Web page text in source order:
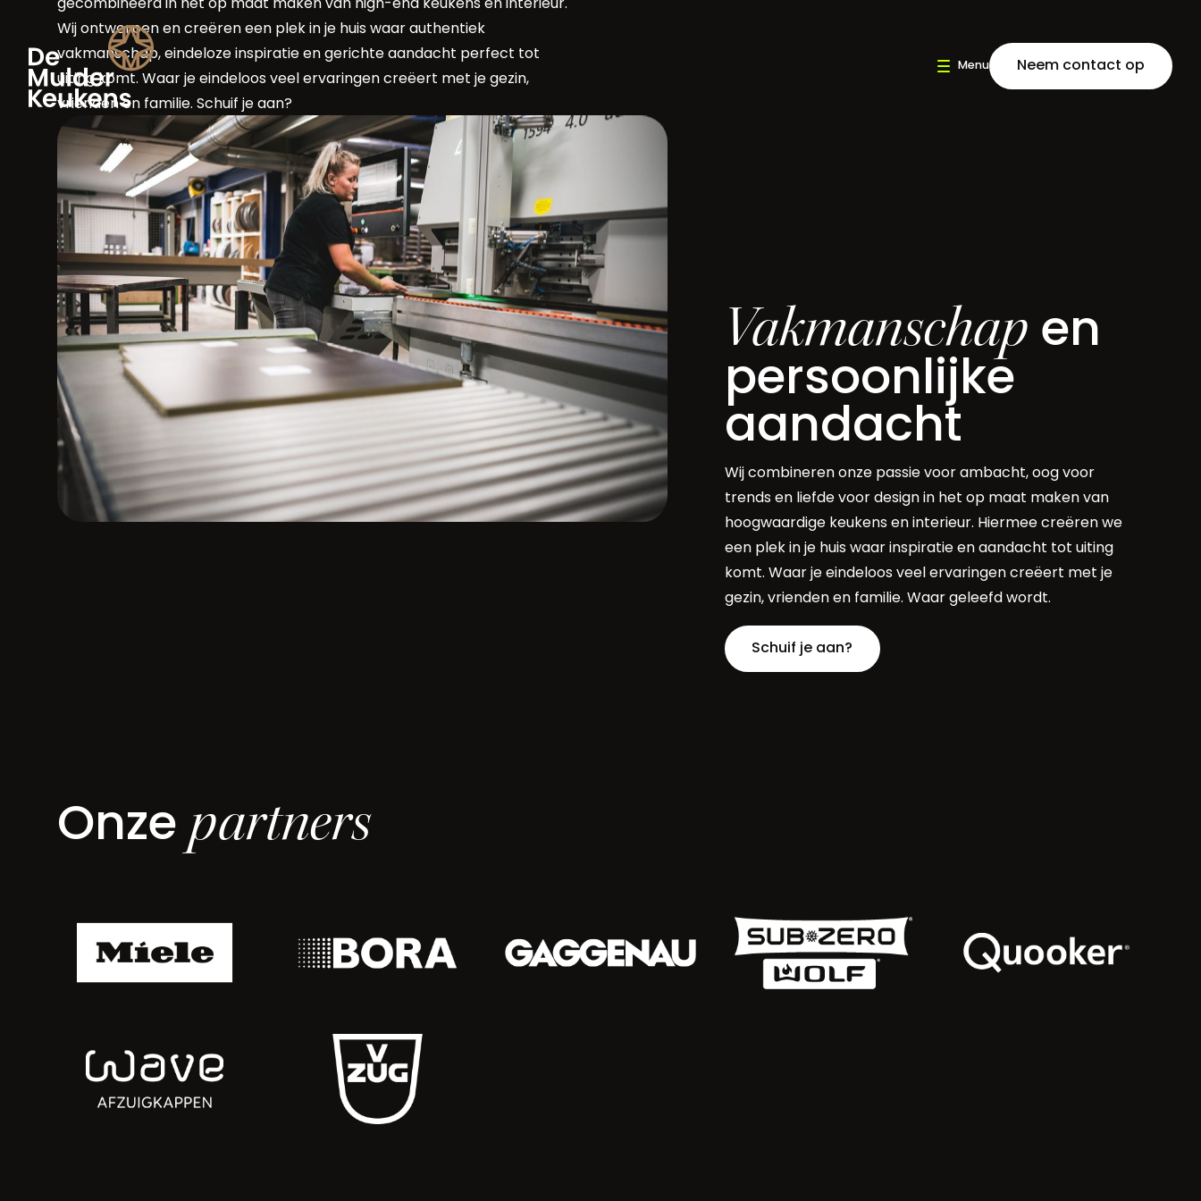
Neem contact op
gecombineerd in het op maat maken van high-end keukens en interieur.
Wij ontwerpen en creëren een plek in je huis waar authentiek
vakmanschap, eindeloze inspiratie en gerichte aandacht perfect tot
uiting komt. Waar je eindeloos veel ervaringen creëert met je gezin,
vrienden en familie. Schuif je aan?
Ontdek De Mulder Neem contact op
Vakmanschap en
persoonlijke
aandacht
Wij combineren onze passie voor ambacht, oog voor
trends en liefde voor design in het op maat maken van
hoogwaardige keukens en interieur. Hiermee creëren we
een plek in je huis waar inspiratie en aandacht tot uiting
komt. Waar je eindeloos veel ervaringen creëert met je
gezin, vrienden en familie. Waar geleefd wordt.
Schuif je aan?
Onze partners